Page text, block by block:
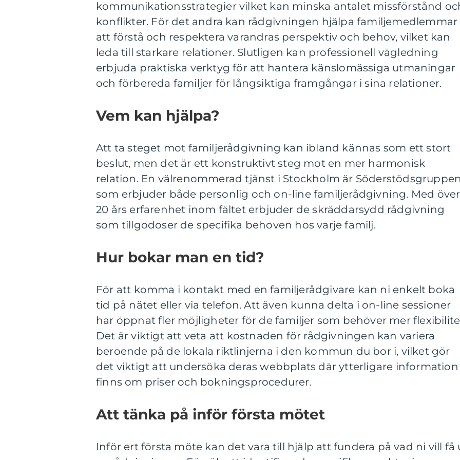
kommunikationsstrategier vilket kan minska antalet missförstånd
konflikter. För det andra kan rådgivningen hjälpa familjemedlemmar
att förstå och respektera varandras perspektiv och behov, vilket kan
leda till starkare relationer. Slutligen kan professionell vägledning
erbjuda praktiska verktyg för att hantera känslomässiga utmaningar
och förbereda familjer för långsiktiga framgångar i sina relationer.
Vem kan hjälpa?
Att ta steget mot familjerådgivning kan ibland kännas som ett stort
beslut, men det är ett konstruktivt steg mot en mer harmonisk
relation. En välrenommerad tjänst i Stockholm är
som erbjuder både personlig och on-line familjerådgivning. Med över
20 års erfarenhet inom fältet erbjuder de skräddarsydd rådgivning
som tillgodoser de specifika behoven hos varje familj.
Hur bokar man en tid?
För att komma i kontakt med en familjerådgivare kan ni enkelt boka
tid på nätet eller via telefon. Att även kunna delta i on-line sessioner
har öppnat fler möjligheter för de familjer som behöver mer
Det är viktigt att veta att kostnaden för rådgivningen kan variera
beroende på de lokala riktlinjerna i den kommun du bor i, vilket gör
det viktigt att undersöka deras webbplats där ytterligare information
finns om priser och bokningsprocedurer.
Att tänka på inför första mötet
Inför ert första möte kan det vara till hjälp att fundera på vad ni vill få